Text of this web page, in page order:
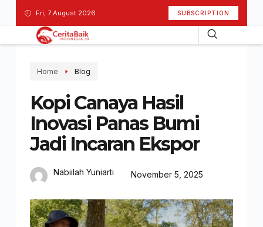
Fri, 7 August 2026 SUBSCRIPTION
Home Blog
Kopi Canaya Hasil
Inovasi Panas Bumi
Jadi Incaran Ekspor
Nabiilah Yuniarti November 5, 2025